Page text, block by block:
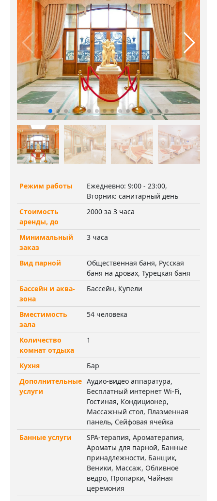
Режим работы
Ежедневно: 9:00 - 23:00,
Вторник: санитарный день
Стоимость
аренды, до
2000 за 3 часа
Минимальный
заказ
3 часа
Вид парной
Общественная баня, Русская
баня на дровах, Турецкая баня
Бассейн и аква-
зона
Бассейн, Купели
Вместимость
зала
54 человека
Количество
комнат отдыха
1
Кухня
Бар
Дополнительные
услуги
Аудио-видео аппаратура,
Бесплатный интернет Wi-Fi,
Гостиная, Кондиционер,
Массажный стол, Плазменная
панель, Сейфовая ячейка
Банные услуги
SPA-терапия, Ароматерапия,
Ароматы для парной, Банные
принадлежности, Банщик,
Веники, Массаж, Обливное
ведро, Пропарки, Чайная
церемония